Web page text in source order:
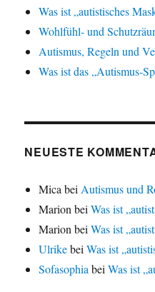
Was ist „autistisches
Wohlfühl- und
Autismus, Regeln und
Was ist das „Autismus-
NEUESTE
MicabeiAutismus und
MarionbeiWas ist
MarionbeiWas ist
UlrikebeiWas ist
SofasophiabeiWas ist